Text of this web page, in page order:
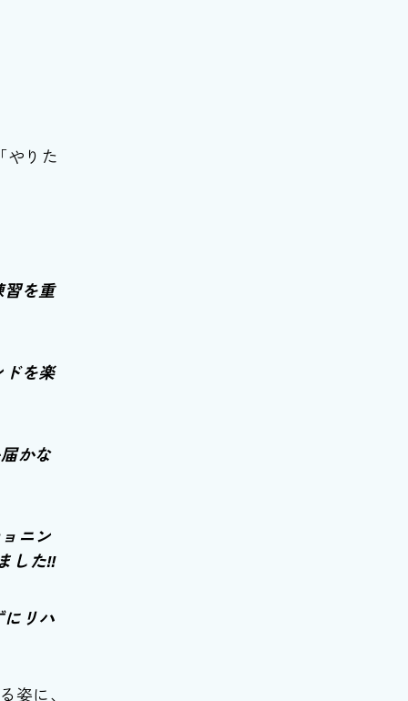
りた
を重
を楽
かな
ニン
した‼️
リハ
に、